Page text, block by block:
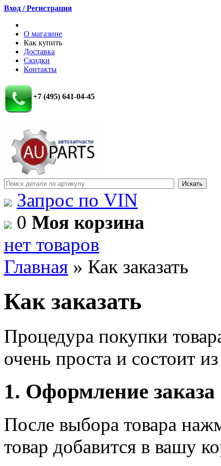
Вход / Регистрация
О магазине
Как купить
Доставка
Скидки
Контакты
+7 (495) 641-04-45
Запрос по VIN
0 Моя корзина
нет товаров
Главная » Как заказать
Как заказать
Процедура покупки
очень проста и состоит
1. Оформление заказа
После выбора товара
товар добавится в вашу